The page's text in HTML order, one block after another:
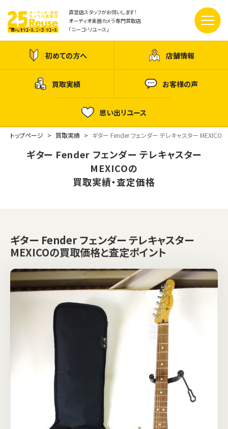
直営店スタッフがお伺いします！
オーディオ楽器カメラ専門買取店
「ニーゴ・リユース」
初めての方へ 店舗情報
買取実績 お客様の声
思い出リユース
トップページ 買取実績 ギター Fender フェンダー テレキャスター MEXICO
ギター Fender フェンダー テレキャスター
MEXICOの
買取実績・査定価格
ギター Fender フェンダー テレキャスター
MEXICOの買取価格と査定ポイント